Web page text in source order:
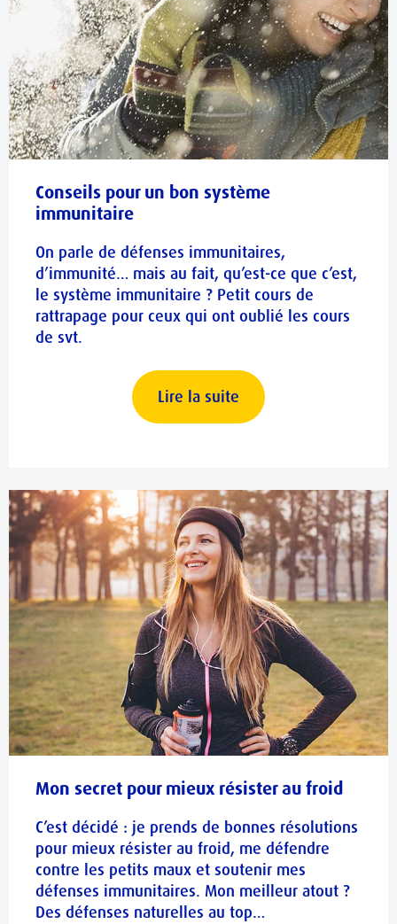
Conseils pour un bon système
immunitaire
On parle de défenses immunitaires,
d’immunité… mais au fait, qu’est-ce que c’est,
le système immunitaire ? Petit cours de
rattrapage pour ceux qui ont oublié les cours
de svt.
Lire la suite
Mon secret pour mieux résister au froid
C’est décidé : je prends de bonnes résolutions
pour mieux résister au froid, me défendre
contre les petits maux et soutenir mes
défenses immunitaires. Mon meilleur atout ?
Des défenses naturelles au top…